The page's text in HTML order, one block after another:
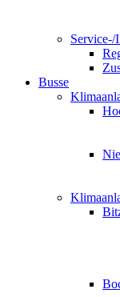
Service-/
Busse